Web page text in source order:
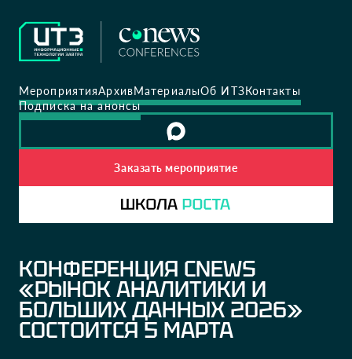
МероприятияАрхивМатериалыОб ИТЗКонтакты
Подписка на анонсы
Заказать мероприятие
КОНФЕРЕНЦИЯ CNEWS
«РЫНОК АНАЛИТИКИ И
БОЛЬШИХ ДАННЫХ 2026»
СОСТОИТСЯ 5 МАРТА